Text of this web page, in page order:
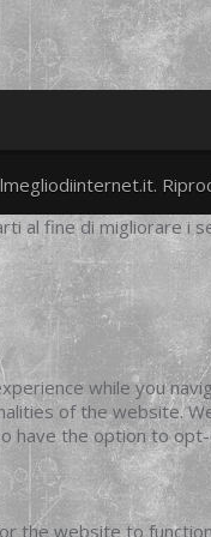
al fine di migliorare i
while you
of the website.
have the option to
the website to